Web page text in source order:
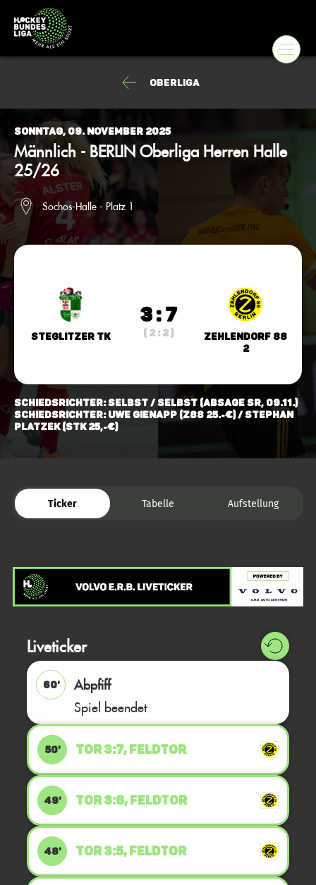
Oberliga
Sonntag, 09. November 2025
Männlich - BERLIN Oberliga Herren Halle
25/26
Sochos-Halle - Platz 1
Steglitzer TK
3 : 7
( 2 : 2 )
Zehlendorf 88
2
Schiedsrichter: selbst / selbst (Absage SR, 09.11.)
Schiedsrichter: Uwe Gienapp (z88 25.-€) / Stephan
Platzek (Stk 25,-€)
Ticker Tabelle Aufstellung
Liveticker
60'
Abpfiff
Spiel beendet
50' TOR 3:7, FELDTOR
49' TOR 3:6, FELDTOR
48' TOR 3:5, FELDTOR